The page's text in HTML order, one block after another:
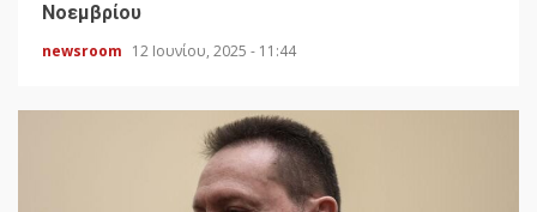
Νοεμβρίου
newsroom 12 Ιουνίου, 2025 - 11:44